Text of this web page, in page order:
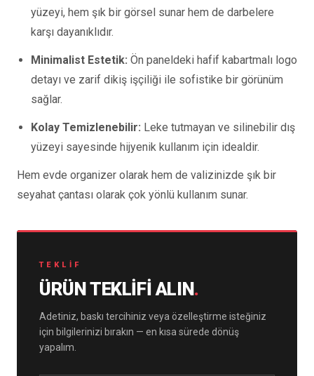
yüzeyi, hem şık bir görsel sunar hem de darbelere
karşı dayanıklıdır.
Minimalist Estetik: Ön paneldeki hafif kabartmalı logo
detayı ve zarif dikiş işçiliği ile sofistike bir görünüm
sağlar.
Kolay Temizlenebilir: Leke tutmayan ve silinebilir dış
yüzeyi sayesinde hijyenik kullanım için idealdir.
Hem evde organizer olarak hem de valizinizde şık bir
seyahat çantası olarak çok yönlü kullanım sunar.
TEKLIF
ÜRÜN TEKLIFI ALIN.
Adetiniz, baskı tercihiniz veya özelleştirme isteğiniz
için bilgilerinizi bırakın — en kısa sürede dönüş
yapalım.